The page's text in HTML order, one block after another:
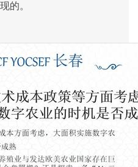
的。